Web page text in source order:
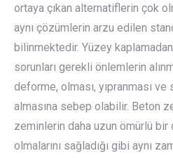
ortaya çıkan alternatiflerin çok
aynı çözümlerin arzu edilen
bilinmektedir. Yüzey
sorunları gerekli önlemlerin
deforme, olması, yıpranması
almasına sebep olabilir. Beton
zeminlerin daha uzun ömürlü bir
olmalarını sağladığı gibi aynı